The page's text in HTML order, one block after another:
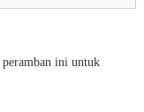
peramban ini untuk